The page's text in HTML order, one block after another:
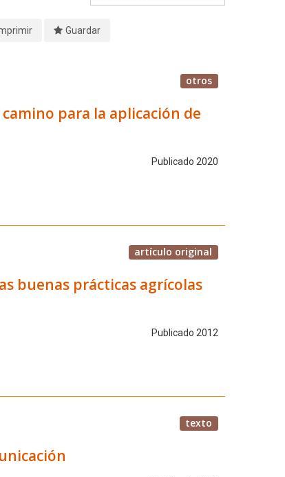
Guardar
otros
para la aplicación de
Publicado 2020
artículo original
buenas prácticas agrícolas
Publicado 2012
texto